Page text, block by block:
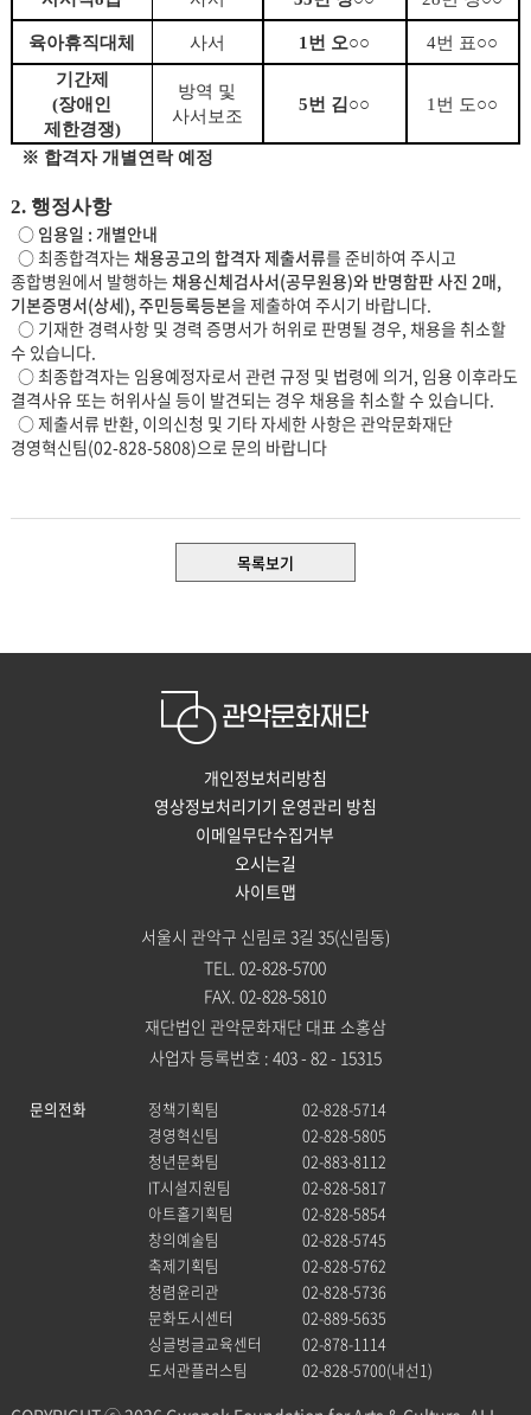
육아휴직대체 사서 1 번 오○○ 4번 표○○
기간제
(장애인
제한경쟁)
방역 및
사서보조
5번 김○○ 1 번 도○○
※ 합격자 개별연락 예정
2. 행정사항
○ 임용일 : 개별안내
○ 최종합격자는 채용공고의 합격자 제출서류를 준비하여 주시고
종합병원에서 발행하는 채용신체검사서(공무원용)와 반명함판 사진 2매,
기본증명서(상세), 주민등록등본을 제출하여 주시기 바랍니다.
○ 기재한 경력사항 및 경력 증명서가 허위로 판명될 경우, 채용을 취소할
수 있습니다.
○ 최종합격자는 임용예정자로서 관련 규정 및 법령에 의거, 임용 이후라도
결격사유 또는 허위사실 등이 발견되는 경우 채용을 취소할 수 있습니다.
○ 제출서류 반환, 이의신청 및 기타 자세한 사항은 관악문화재단
경영혁신팀(02-828-5808)으로 문의 바랍니다
목록보기
개인정보처리방침
영상정보처리기기 운영관리 방침
이메일무단수집거부
오시는길
사이트맵
서울시 관악구 신림로 3길 35(신림동)
TEL. 02-828-5700
FAX. 02-828-5810
재단법인 관악문화재단 대표 소홍삼
사업자 등록번호 : 403 - 82 - 15315
문의전화 정책기획팀
02-828-5714
경영혁신팀
02-828-5805
청년문화팀
02-883-8112
IT시설지원팀
02-828-5817
아트홀기획팀
02-828-5854
창의예술팀
02-828-5745
축제기획팀
02-828-5762
청렴윤리관
02-828-5736
문화도시센터
02-889-5635
싱글벙글교육센터
02-878-1114
도서관플러스팀
02-828-5700(내선1)